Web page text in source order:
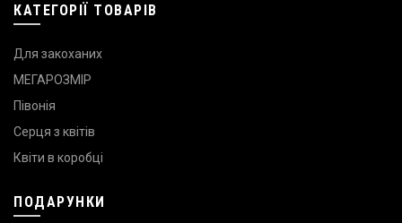
КАТЕГОРІЇ ТОВАРІВ
Для закоханих
МЕГАРОЗМІР
Півонія
Серця з квітів
Квіти в коробці
ПОДАРУНКИ